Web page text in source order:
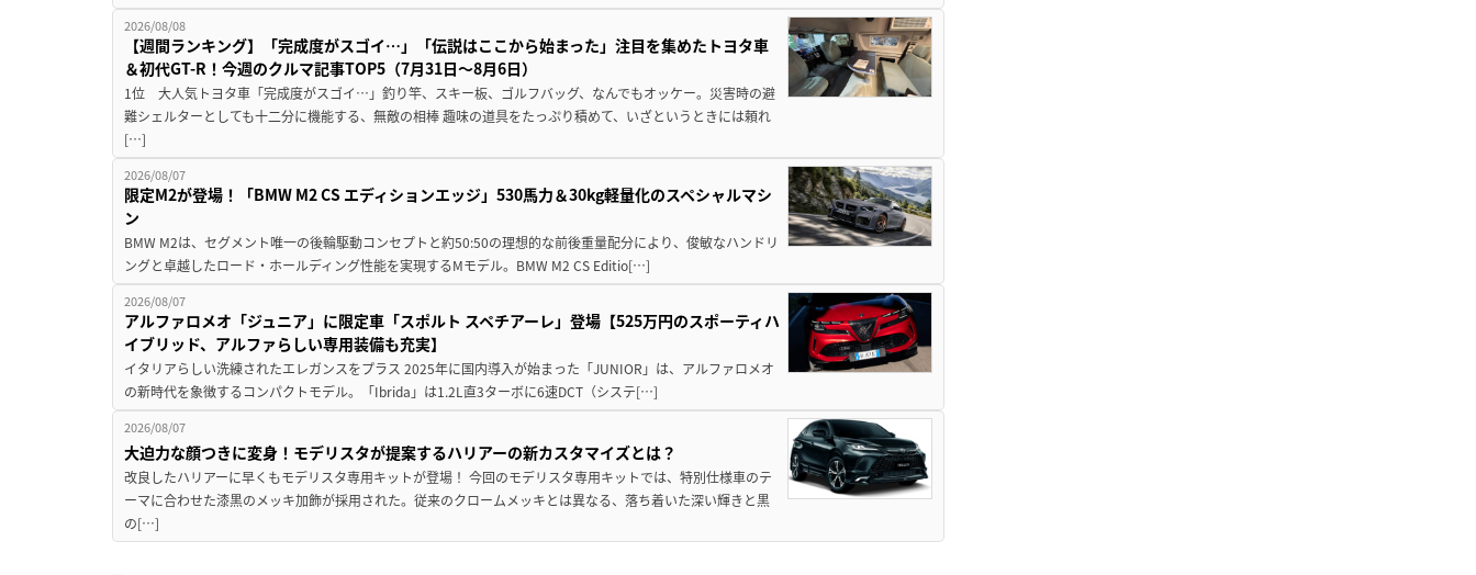
2026/08/08
【週間ランキング】「完成度がスゴイ…」「伝説はここから始まった」注目を集めたトヨタ車
＆初代GT-R！今週のクルマ記事TOP5（7月31日〜8月6日）
1位 大人気トヨタ車「完成度がスゴイ…」釣り竿、スキー板、ゴルフバッグ、なんでもオッケー。災害時の避
難シェルターとしても十二分に機能する、無敵の相棒 趣味の道具をたっぷり積めて、いざというときには頼れ
[…]
2026/08/07
限定M2が登場！「BMW M2 CS エディションエッジ」530馬力＆30kg軽量化のスペシャルマシ
ン
BMW M2は、セグメント唯一の後輪駆動コンセプトと約50:50の理想的な前後重量配分により、俊敏なハンドリ
ングと卓越したロード・ホールディング性能を実現するMモデル。BMW M2 CS Editio[…]
2026/08/07
アルファロメオ「ジュニア」に限定車「スポルト スペチアーレ」登場【525万円のスポーティハ
イブリッド、アルファらしい専用装備も充実】
イタリアらしい洗練されたエレガンスをプラス 2025年に国内導入が始まった「JUNIOR」は、アルファロメオ
の新時代を象徴するコンパクトモデル。「Ibrida」は1.2L直3ターボに6速DCT（システ[…]
2026/08/07
大迫力な顔つきに変身！モデリスタが提案するハリアーの新カスタマイズとは？
改良したハリアーに早くもモデリスタ専用キットが登場！ 今回のモデリスタ専用キットでは、特別仕様車のテ
ーマに合わせた漆黒のメッキ加飾が採用された。従来のクロームメッキとは異なる、落ち着いた深い輝きと黒
の[…]